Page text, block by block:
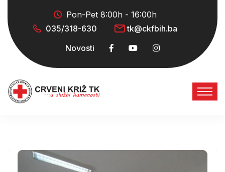
Pon-Pet 8:00h - 16:00h
035/318-630
tk@ckfbih.ba
Novosti